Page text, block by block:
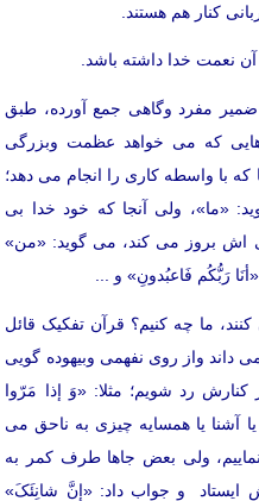
کنار هم هستند.
آن نعمت خدا داشته باشد.
مفرد وگاهی جمع آورده، طبق
که می خواهد عظمت وبزرگی
که با واسطه کاری را انجام می دهد؛
«ما»، ولی آنجا که خود خدا بی
اش بروز می کند، می گوید: «من»
رَبُّکُم فَاعبُدونِ» و ...
ما چه کنیم؟ قرآن تفکیک قائل
داند واز روی نفهمی وبیهوده گویی
رد شویم؛ مثلا: «وَ إذا مَرّوا
آشنا یا همسایه چیزی به ناحق می
ولی بعض جاها طرف کمر به
ایستاد و جواب داد: «إنَّ شانِئَکَ»